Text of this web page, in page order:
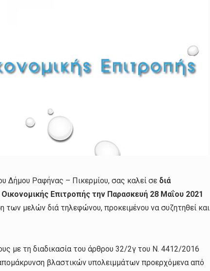
Δήμου Ραφήνας – Πικερμίου, σας καλεί σε διά
Επιτροπής την Παρασκευή 28 Μαΐου 2021
των μελών διά τηλεφώνου, προκειμένου να συζητηθεί και
με τη διαδικασία του άρθρου 32/2γ του Ν. 4412/2016
βλαστικών υπολειμμάτων προερχόμενα από